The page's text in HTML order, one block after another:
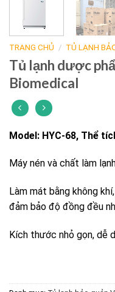
TRANG CHỦ / TỦ LẠNH
Tủ lạnh dược
Biomedical
Model: HYC-68, Thể
Máy nén và chất làm
Làm mát bằng không
đảm bảo độ đồng đều
Kích thước nhỏ gọn, dễ